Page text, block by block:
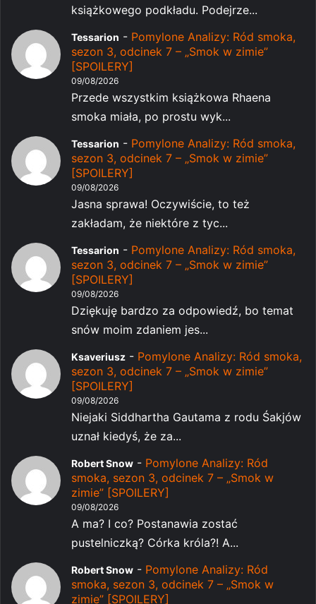
książkowego podkładu. Podejrze...
Tessarion - Pomylone Analizy: Ród smoka,
sezon 3, odcinek 7 – „Smok w zimie”
[SPOILERY]
09/08/2026
Przede wszystkim książkowa Rhaena
smoka miała, po prostu wyk...
Tessarion - Pomylone Analizy: Ród smoka,
sezon 3, odcinek 7 – „Smok w zimie”
[SPOILERY]
09/08/2026
Jasna sprawa! Oczywiście, to też
zakładam, że niektóre z tyc...
Tessarion - Pomylone Analizy: Ród smoka,
sezon 3, odcinek 7 – „Smok w zimie”
[SPOILERY]
09/08/2026
Dziękuję bardzo za odpowiedź, bo temat
snów moim zdaniem jes...
Ksaveriusz - Pomylone Analizy: Ród smoka,
sezon 3, odcinek 7 – „Smok w zimie”
[SPOILERY]
09/08/2026
Niejaki Siddhartha Gautama z rodu Śakjów
uznał kiedyś, że za...
Robert Snow - Pomylone Analizy: Ród
smoka, sezon 3, odcinek 7 – „Smok w
zimie” [SPOILERY]
09/08/2026
A ma? I co? Postanawia zostać
pustelniczką? Córka króla?! A...
Robert Snow - Pomylone Analizy: Ród
smoka, sezon 3, odcinek 7 – „Smok w
zimie” [SPOILERY]